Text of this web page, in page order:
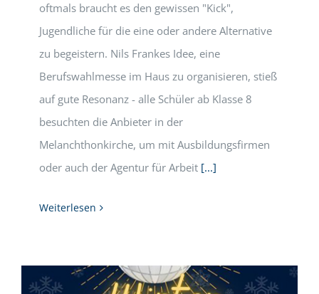
oftmals braucht es den gewissen "Kick",
Jugendliche für die eine oder andere Alternative
zu begeistern. Nils Frankes Idee, eine
Berufswahlmesse im Haus zu organisieren, stieß
auf gute Resonanz - alle Schüler ab Klasse 8
besuchten die Anbieter in der
Melanchthonkirche, um mit Ausbildungsfirmen
oder auch der Agentur für Arbeit [...]
Weiterlesen